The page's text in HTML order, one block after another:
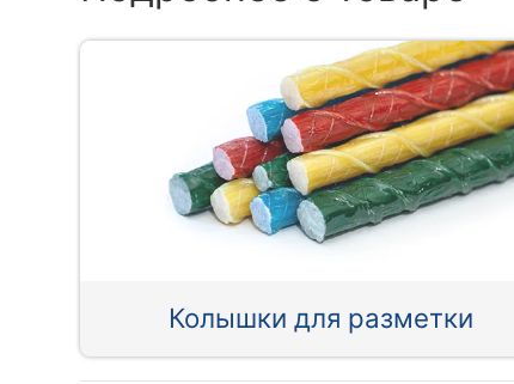
Колышки для разметки